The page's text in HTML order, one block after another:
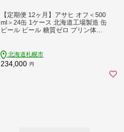
【定期便 12ヶ月】アサヒ オフ＜500
ml＞24缶 1ケース 北海道工場製造 缶
ビール ビール 糖質ゼロ プリン体ゼ
海道 札幌市
北海道札幌市
234,000 円